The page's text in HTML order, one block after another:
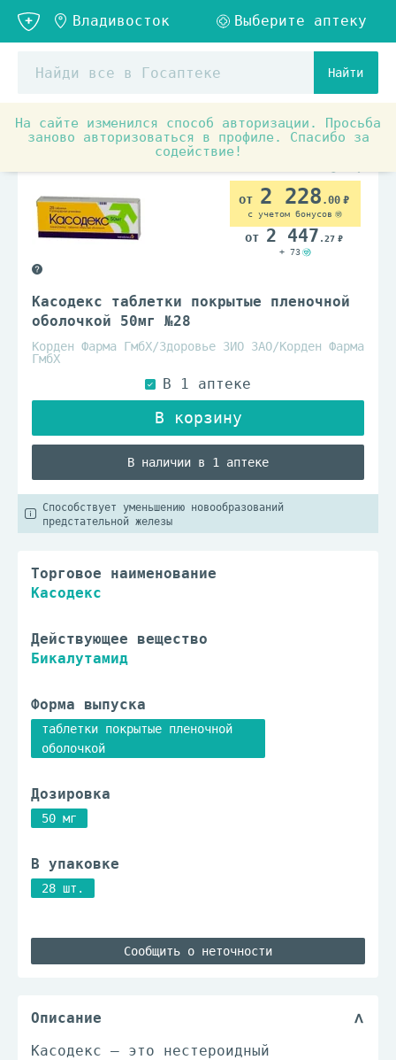
Найти
На сайте изменился способ авторизации. Просьба
заново авторизоваться в профиле. Спасибо за
содействие!
Аптечные товары Онкология и иммунодепрессанты
Касодекс таблетки покрытые пленочной
оболочкой 50мг №28
Корден Фарма ГмбХ/Здоровье ЗИО ЗАО/Корден Фарма
ГмбХ
В наличии в 1 аптеке
2 228 .00
с учетом бонусов
2 447 .27
+ 73
Способствует уменьшению новообразований
предстательной железы
Торговое наименование
Касодекс
Действующее вещество
Бикалутамид
Форма выпуска
таблетки покрытые пленочной
оболочкой
Дозировка
50 мг
В упаковке
28 шт.
Сообщить о неточности
Описание
Касодекс — это нестероидный